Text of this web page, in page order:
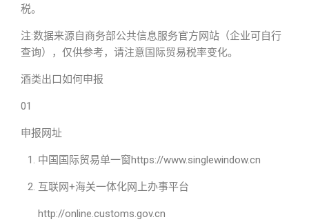
税。
注:数据来源自商务部公共信息服务官方网站（企业可自行
查询），仅供参考，请注意国际贸易税率变化。
酒类出口如何申报
01
申报网址
中国国际贸易单一窗https://www.singlewindow.cn
互联网+海关一体化网上办事平台
http://online.customs.gov.cn